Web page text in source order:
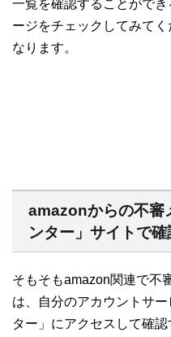
一覧を確認することがで
ージをチェックしてみて
なります。
amazonからの不審
ンター」サイトで確
そもそもamazon関連で不
は、自分のアカウントサ
ター」にアクセスして確